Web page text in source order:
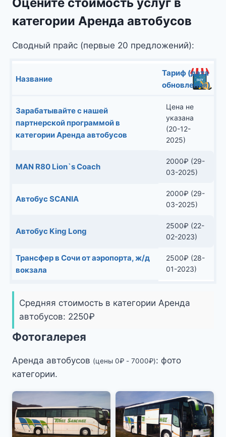
категории Аренда автобусов
Сводный прайс (первые 20 предложений):
Название
Тариф (дата
обновления)
Зарабатывайте с нашей
партнерской программой в
категории Аренда автобусов
Цена не
указана
(20-12-
2025)
MAN R80 Lion`s Coach
2000₽ (29-
03-2025)
Автобус SCANIA
2000₽ (29-
03-2025)
Автобус King Long
2500₽ (22-
02-2023)
Трансфер в Сочи от аэропорта, ж/д
вокзала
2500₽ (28-
01-2023)
Средняя стоимость в категории Аренда
автобусов: 2250₽
Фотогалерея
Аренда автобусов (цены 0₽ - 7000₽): фото
категории.